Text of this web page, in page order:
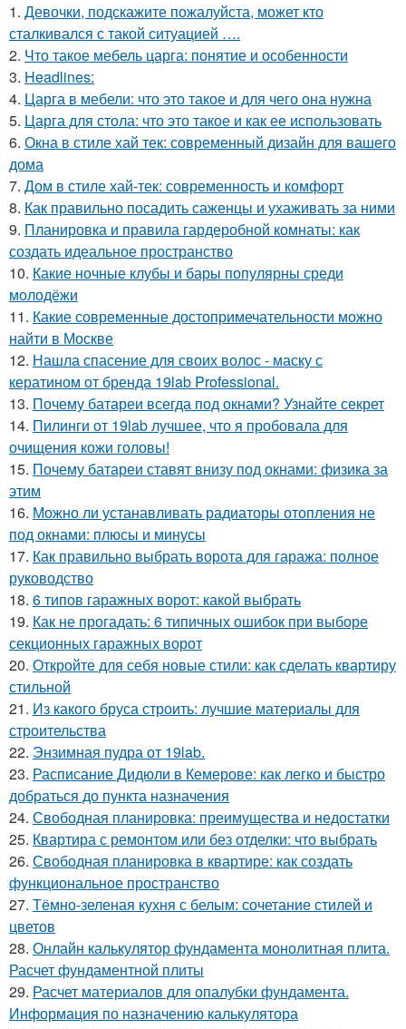
1. Девочки, подскажите пожалуйста, может кто
сталкивался с такой ситуацией ….
2. Что такое мебель царга: понятие и особенности
3. Headlines:
4. Царга в мебели: что это такое и для чего она нужна
5. Царга для стола: что это такое и как ее использовать
6. Окна в стиле хай тек: современный дизайн для вашего
дома
7. Дом в стиле хай-тек: современность и комфорт
8. Как правильно посадить саженцы и ухаживать за ними
9. Планировка и правила гардеробной комнаты: как
создать идеальное пространство
10. Какие ночные клубы и бары популярны среди
молодёжи
11. Какие современные достопримечательности можно
найти в Москве
12. Нашла спасение для своих волос - маску с
кератином от бренда 19lab Professional.
13. Почему батареи всегда под окнами? Узнайте секрет
14. Пилинги от 19lab лучшее, что я пробовала для
очищения кожи головы!
15. Почему батареи ставят внизу под окнами: физика за
этим
16. Можно ли устанавливать радиаторы отопления не
под окнами: плюсы и минусы
17. Как правильно выбрать ворота для гаража: полное
руководство
18. 6 типов гаражных ворот: какой выбрать
19. Как не прогадать: 6 типичных ошибок при выборе
секционных гаражных ворот
20. Откройте для себя новые стили: как сделать квартиру
стильной
21. Из какого бруса строить: лучшие материалы для
строительства
22. Энзимная пудра от 19lab.
23. Расписание Дидюли в Кемерове: как легко и быстро
добраться до пункта назначения
24. Свободная планировка: преимущества и недостатки
25. Квартира с ремонтом или без отделки: что выбрать
26. Свободная планировка в квартире: как создать
функциональное пространство
27. Тёмно-зеленая кухня с белым: сочетание стилей и
цветов
28. Онлайн калькулятор фундамента монолитная плита.
Расчет фундаментной плиты
29. Расчет материалов для опалубки фундамента.
Информация по назначению калькулятора